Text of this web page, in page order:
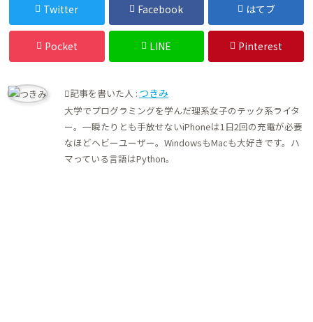
Twitter Facebook はてブ
Pocket LINE Pinterest
記事を書いた人 : つきみ
大学でプログラミングを学んだ理系女子のテック系ライタ
ー。一瞬たりとも手放せないiPhoneは1日2回の充電が必要
なほどヘビーユーザー。WindowsもMacも大好きです。ハ
マっている言語はPython。